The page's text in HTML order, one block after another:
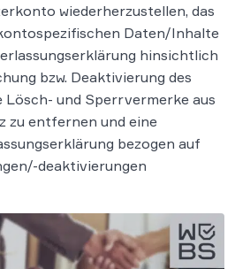
wiederherzustellen, das
Daten/Inhalte
hinsichtlich
bzw. Deaktivierung des
Lösch- und Sperrvermerke aus
zu entfernen und eine
bezogen auf
deaktivierungen